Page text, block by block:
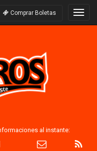
Comprar Boletas
al instante: